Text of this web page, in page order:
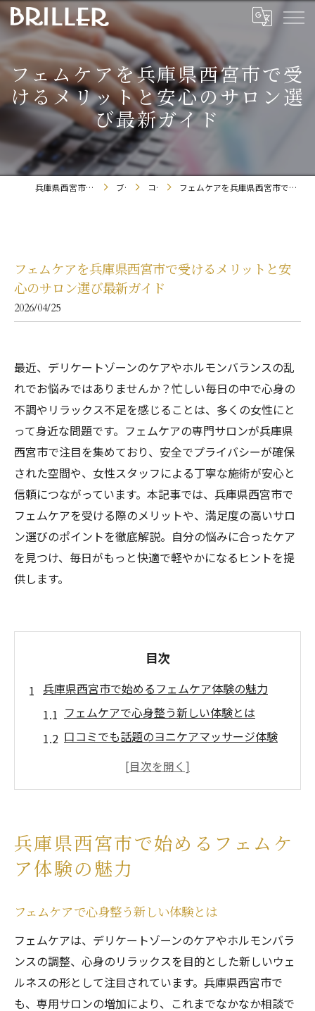
フェムケアを兵庫県西宮市で受
けるメリットと安心のサロン選
び最新ガイド
兵庫県西宮市のまつエクならBRILLER ブログ コラム フェムケアを兵庫県西宮市で受けるメリットと安心のサロン選び最新ガイド
フェムケアを兵庫県西宮市で受けるメリットと安
心のサロン選び最新ガイド
2026/04/25
最近、デリケートゾーンのケアやホルモンバランスの乱
れでお悩みではありませんか？忙しい毎日の中で心身の
不調やリラックス不足を感じることは、多くの女性にと
って身近な問題です。フェムケアの専門サロンが兵庫県
西宮市で注目を集めており、安全でプライバシーが確保
された空間や、女性スタッフによる丁寧な施術が安心と
信頼につながっています。本記事では、兵庫県西宮市で
フェムケアを受ける際のメリットや、満足度の高いサロ
ン選びのポイントを徹底解説。自分の悩みに合ったケア
を見つけ、毎日がもっと快適で軽やかになるヒントを提
供します。
目次
兵庫県西宮市で始めるフェムケア体験の魅力
フェムケアで心身整う新しい体験とは
口コミでも話題のヨニケアマッサージ体験
情
フェムケアサロン初体験で安心できる理由
フェムケアによるホルモンバランス調整の
実感
リラックスを促すフェムケア施術の特徴
口コミで語られるフェムケアマッサージ効
兵庫県西宮市で始めるフェムケ
ア体験の魅力
フェムケアで心身整う新しい体験とは
フェムケアは、デリケートゾーンのケアやホルモンバラ
ンスの調整、心身のリラックスを目的とした新しいウェ
ルネスの形として注目されています。兵庫県西宮市で
も、専用サロンの増加により、これまでなかなか相談で